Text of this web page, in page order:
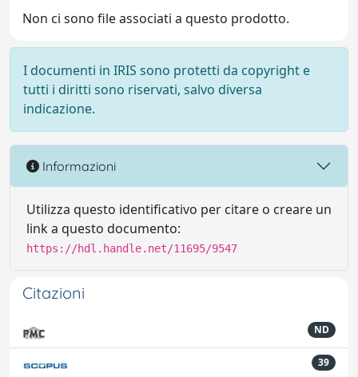
Non ci sono file associati a questo prodotto.
I documenti in IRIS sono protetti da copyright e
tutti i diritti sono riservati, salvo diversa
indicazione.
Informazioni
Utilizza questo identificativo per citare o creare un
link a questo documento:
https://hdl.handle.net/11695/9547
Citazioni
ND
39